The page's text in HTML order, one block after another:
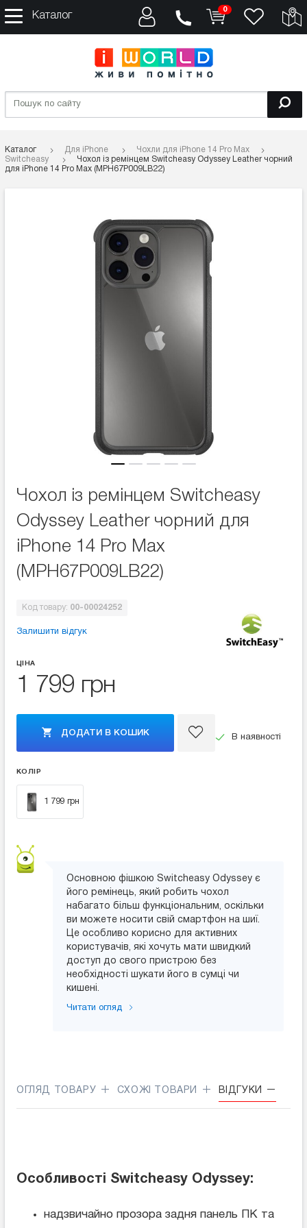
Каталог
0
Каталог Для iPhone
Чохли для iPhone 14 Pro Max
Switcheasy
Чохол із ремінцем Switcheasy Odyssey Leather чорний
для iPhone 14 Pro Max (MPH67P009LB22)
Чохол із ремінцем Switcheasy
Odyssey Leather чорний для
iPhone 14 Pro Max
(MPH67P009LB22)
Код товару: 00-00024252
Залишити відгук
ЦІНА
1 799 грн
ДОДАТИ В КОШИК
В наявності
КОЛІР
1 799 грн
Основною фішкою Switcheasy Odyssey є
його ремінець, який робить чохол
набагато більш функціональним, оскільки
ви можете носити свій смартфон на шиї.
Це особливо корисно для активних
користувачів, які хочуть мати швидкий
доступ до свого пристрою без
необхідності шукати його в сумці чи
кишені.
Читати огляд
ОГЛЯД ТОВАРУ СХОЖІ ТОВАРИ ВІДГУКИ
Особливості Switcheasy Odyssey:
надзвичайно прозора задня панель ПК та